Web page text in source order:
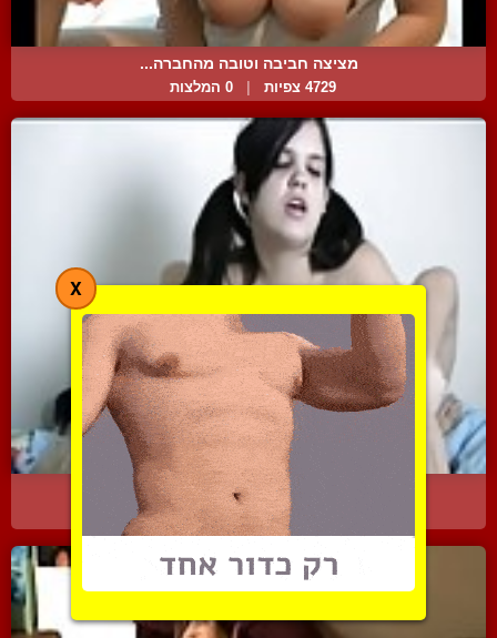
מציצה חביבה וטובה מהחברה...
4729 צפיות 0 המלצות
טריניטי החמודה נותנת לבו...
| 1 המלצות
X